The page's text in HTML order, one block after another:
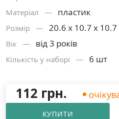
Матерiал — пластик
Розмiр — 20.6 х 10.7 х
Вік — від 3 років
Кількість у наборі — 6 шт
112 грн.
КУПИТИ